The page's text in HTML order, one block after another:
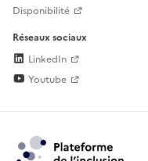
Disponibilité
Réseaux sociaux
LinkedIn
Youtube